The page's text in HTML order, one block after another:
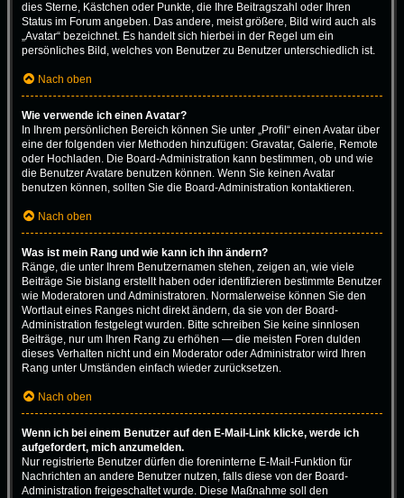
dies Sterne, Kästchen oder Punkte, die Ihre Beitragszahl oder Ihren
Status im Forum angeben. Das andere, meist größere, Bild wird auch als
„Avatar“ bezeichnet. Es handelt sich hierbei in der Regel um ein
persönliches Bild, welches von Benutzer zu Benutzer unterschiedlich ist.
Nach oben
Wie verwende ich einen Avatar?
In Ihrem persönlichen Bereich können Sie unter „Profil“ einen Avatar über
eine der folgenden vier Methoden hinzufügen: Gravatar, Galerie, Remote
oder Hochladen. Die Board-Administration kann bestimmen, ob und wie
die Benutzer Avatare benutzen können. Wenn Sie keinen Avatar
benutzen können, sollten Sie die Board-Administration kontaktieren.
Nach oben
Was ist mein Rang und wie kann ich ihn ändern?
Ränge, die unter Ihrem Benutzernamen stehen, zeigen an, wie viele
Beiträge Sie bislang erstellt haben oder identifizieren bestimmte Benutzer
wie Moderatoren und Administratoren. Normalerweise können Sie den
Wortlaut eines Ranges nicht direkt ändern, da sie von der Board-
Administration festgelegt wurden. Bitte schreiben Sie keine sinnlosen
Beiträge, nur um Ihren Rang zu erhöhen — die meisten Foren dulden
dieses Verhalten nicht und ein Moderator oder Administrator wird Ihren
Rang unter Umständen einfach wieder zurücksetzen.
Nach oben
Wenn ich bei einem Benutzer auf den E-Mail-Link klicke, werde ich
aufgefordert, mich anzumelden.
Nur registrierte Benutzer dürfen die foreninterne E-Mail-Funktion für
Nachrichten an andere Benutzer nutzen, falls diese von der Board-
Administration freigeschaltet wurde. Diese Maßnahme soll den